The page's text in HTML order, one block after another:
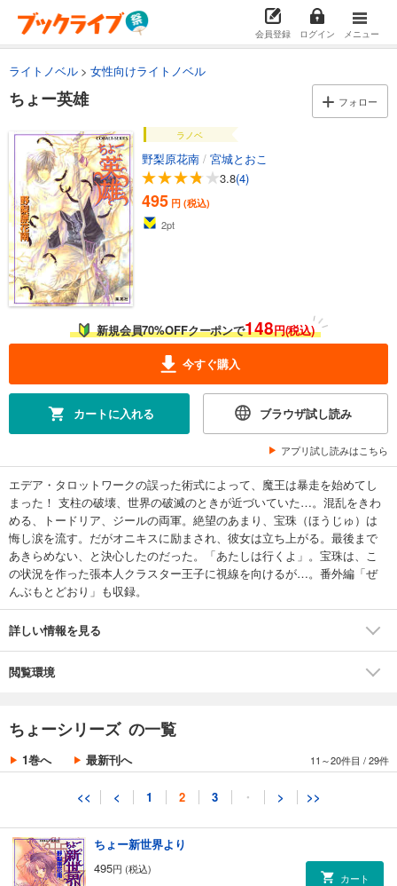
会員登録 ログイン メニュー
ライトノベル 女性向けライトノベル
ちょー英雄 フォロー
ラノベ
野梨原花南 / 宮城とおこ
3.8(4)
495 円 (税込)
2pt
新規会員70%OFFクーポンで148円(税込)
今すぐ購入
カートに入れる ブラウザ試し読み
アプリ試し読みはこちら
エデア・タロットワークの誤った術式によって、魔王は暴走を始めてし
まった！ 支柱の破壊、世界の破滅のときが近づいていた…。混乱をきわ
める、トードリア、ジールの両軍。絶望のあまり、宝珠（ほうじゅ）は
悔し涙を流す。だがオニキスに励まされ、彼女は立ち上がる。最後まで
あきらめない、と決心したのだった。「あたしは行くよ」。宝珠は、こ
の状況を作った張本人クラスター王子に視線を向けるが…。番外編「ぜ
んぶもとどおり」も収録。
詳しい情報を見る
閲覧環境
ちょーシリーズ の一覧
1巻へ 最新刊へ 11～20件目 /29件
<< < 1 2 3 ・ > >>
試し読み
あらすじを表示する
ちょー恋とはどんなものかしら
カート
あらすじを表示する
ちょーテンペスト
495円 (税込)
あらすじを表示する
ちょー海賊
試し読み
ちょー火祭り
495円 (税込)
カート
試し読み
あらすじを表示する
ちょー魔王（上）
495円 (税込)
カート
試し読み
495 円 (税込)
ちょー新世界より
495円 (税込)
カート